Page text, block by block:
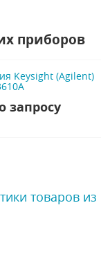
приборов
Keysight (Agilent)
запросу
товаров